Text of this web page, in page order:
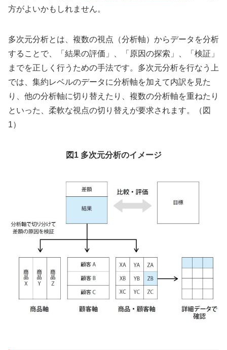
方がよいかもしれません。
多次元分析とは、複数の視点（分析軸）からデータを分析
することで、「結果の評価」、「原因の探索」、「検証」
までを正しく行うための手法です。多次元分析を行なう上
では、集約レベルのデータに分析軸を加えて内訳を見た
り、他の分析軸に切り替えたり、複数の分析軸を重ねたり
といった、柔軟な視点の切り替えが要求されます。（図
1）
図1 多次元分析のイメージ